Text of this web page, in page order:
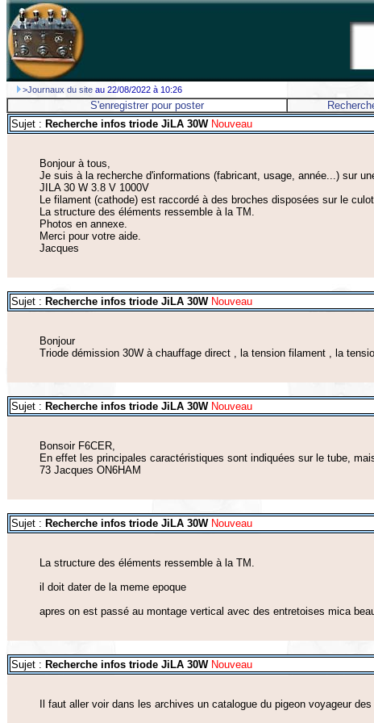
>Journaux du site au 22/08/2022 à 10:26
S'enregistrer pour poster
Sujet : Recherche infos triode JiLA 30WNouveau
Bonjour à tous,
Je suis à la recherche d'informations (fabricant, usage, année...) sur
JILA 30 W 3.8 V 1000V
Le filament (cathode) est raccordé à des broches disposées sur le
La structure des éléments ressemble à la TM.
Photos en annexe.
Merci pour votre aide.
Jacques
Sujet : Recherche infos triode JiLA 30WNouveau
Bonjour
Triode démission 30W à chauffage direct , la tension filament , la
Sujet : Recherche infos triode JiLA 30WNouveau
Bonsoir F6CER,
En effet les principales caractéristiques sont indiquées sur le tube,
73 Jacques ON6HAM
Sujet : Recherche infos triode JiLA 30WNouveau
La structure des éléments ressemble à la TM.
il doit dater de la meme epoque
apres on est passé au montage vertical avec des entretoises mica
Sujet : Recherche infos triode JiLA 30WNouveau
Il faut aller voir dans les archives un catalogue du pigeon voyageur